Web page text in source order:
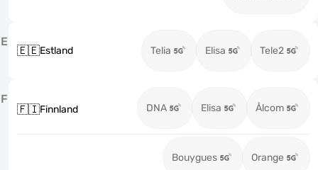
E
🇪🇪Estland Telia Elisa Tele2
F
🇫🇮Finnland DNA Elisa Ålcom
Bouygues Orange